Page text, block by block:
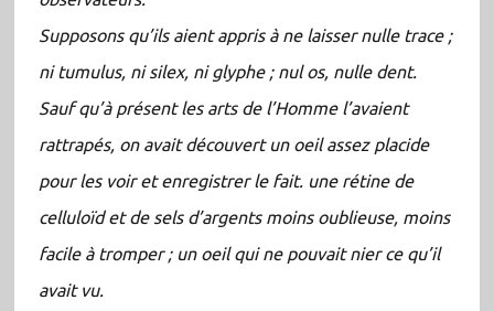
Supposons qu’ils aient appris à ne laisser nulle trace ;
ni tumulus, ni silex, ni glyphe ; nul os, nulle dent.
Sauf qu’à présent les arts de l’Homme l’avaient
rattrapés, on avait découvert un oeil assez placide
pour les voir et enregistrer le fait. une rétine de
celluloïd et de sels d’argents moins oublieuse, moins
facile à tromper ; un oeil qui ne pouvait nier ce qu’il
avait vu.